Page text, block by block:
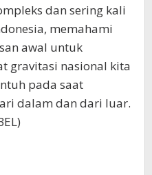
dan sering kali
memahami
awal untuk
gravitasi nasional kita
pada saat
dalam dan dari luar.